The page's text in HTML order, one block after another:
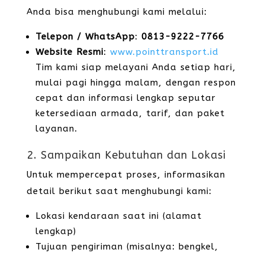
Anda bisa menghubungi kami melalui:
Telepon / WhatsApp: 0813-9222-7766
Website Resmi: www.pointtransport.id
Tim kami siap melayani Anda setiap hari,
mulai pagi hingga malam, dengan respon
cepat dan informasi lengkap seputar
ketersediaan armada, tarif, dan paket
layanan.
2. Sampaikan Kebutuhan dan Lokasi
Untuk mempercepat proses, informasikan
detail berikut saat menghubungi kami:
Lokasi kendaraan saat ini (alamat
lengkap)
Tujuan pengiriman (misalnya: bengkel,